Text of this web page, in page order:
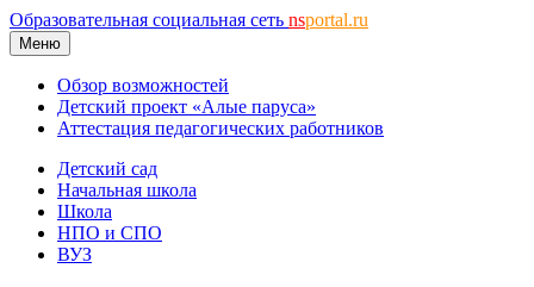
Образовательная социальная сеть nsportal.ru
Меню
Обзор возможностей
Детский проект «Алые паруса»
Аттестация педагогических работников
Детский сад
Начальная школа
Школа
НПО и СПО
ВУЗ